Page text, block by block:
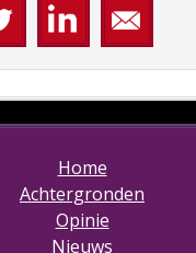
Home
Achtergronden
Opinie
Nieuws